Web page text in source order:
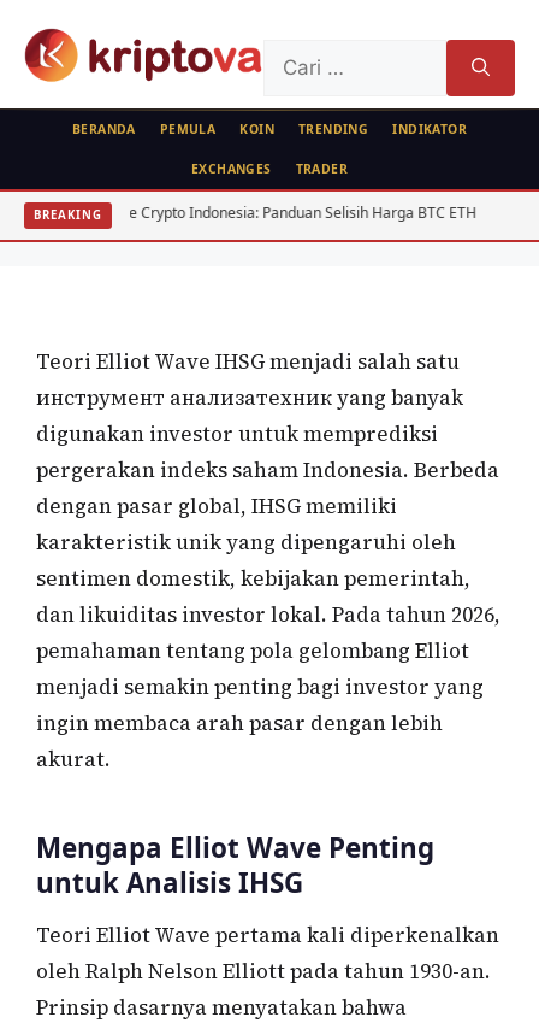
untuk:
BERANDA PEMULA KOIN TRENDING INDIKATOR
EXCHANGES TRADER
BREAKING
Crypto Indonesia: Panduan Selisih Harga BTC ETH USD/IDR
Elliot Wave IHSG: Panduan Lengkap
Prediksi Arah Pasar 2026
Teori Elliot Wave IHSG menjadi salah satu
инструмент анализатехник yang banyak
digunakan investor untuk memprediksi
pergerakan indeks saham Indonesia. Berbeda
dengan pasar global, IHSG memiliki
karakteristik unik yang dipengaruhi oleh
sentimen domestik, kebijakan pemerintah,
dan likuiditas investor lokal. Pada tahun 2026,
pemahaman tentang pola gelombang Elliot
menjadi semakin penting bagi investor yang
ingin membaca arah pasar dengan lebih
akurat.
Mengapa Elliot Wave Penting
untuk Analisis IHSG
Teori Elliot Wave pertama kali diperkenalkan
oleh Ralph Nelson Elliott pada tahun 1930-an.
Prinsip dasarnya menyatakan bahwa